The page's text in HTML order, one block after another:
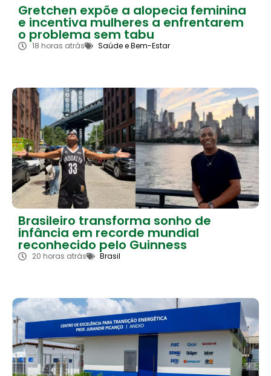
Gretchen expõe a alopecia feminina
e incentiva mulheres a enfrentarem
o problema sem tabu
18 horas atrás Saúde e Bem-Estar
Brasileiro transforma sonho de
infância em recorde mundial
reconhecido pelo Guinness
20 horas atrás Brasil